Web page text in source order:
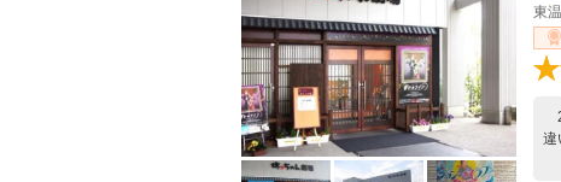
東
違